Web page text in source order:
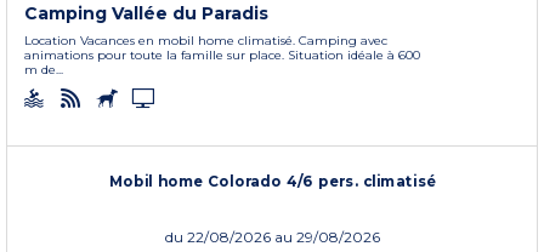
Camping Vallée du Paradis
Location Vacances en mobil home climatisé. Camping avec
animations pour toute la famille sur place. Situation idéale à 600
m de...
Mobil home Colorado 4/6 pers. climatisé
du 22/08/2026 au 29/08/2026